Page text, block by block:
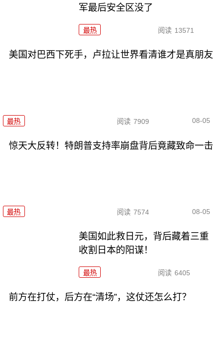
军最后安全区没了
最热 阅读 13571
美国对巴西下死手，卢拉让世界看清谁才是真朋友
最热 阅读 7909 08-05
惊天大反转！特朗普支持率崩盘背后竟藏致命一击
最热 阅读 7574 08-05
美国如此救日元，背后藏着三重
收割日本的阳谋！
最热 阅读 6405
前方在打仗，后方在“清场”，这仗还怎么打？